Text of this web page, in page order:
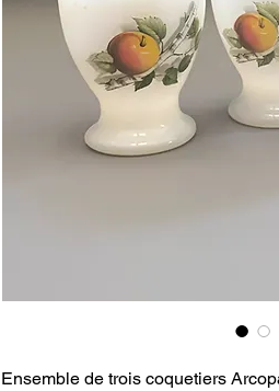
Ensemble de trois coquetiers